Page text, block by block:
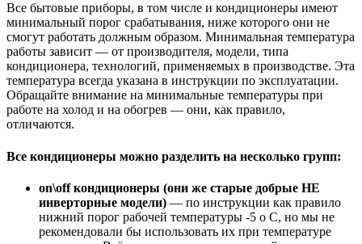
Все бытовые приборы, в том числе и кондиционеры имеют
минимальный порог срабатывания, ниже которого они не
смогут работать должным образом. Минимальная температура
работы зависит — от производителя, модели, типа
кондиционера, технологий, применяемых в производстве. Эта
температура всегда указана в инструкции по эксплуатации.
Обращайте внимание на минимальные температуры при
работе на холод и на обогрев — они, как правило,
отличаются.
Все кондиционеры можно разделить на несколько групп:
on\off кондиционеры (они же старые добрые НЕ
инверторные модели) — по инструкции как правило
нижний порог рабочей температуры -5 о С, но мы не
рекомендовали бы использовать их при температуре